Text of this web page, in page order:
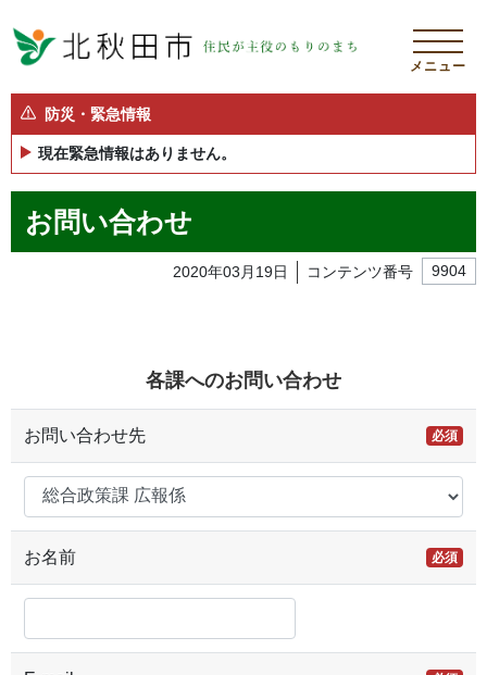
メニュー
防災・緊急情報
現在緊急情報はありません。
お問い合わせ
2020年03月19日 コンテンツ番号 9904
各課へのお問い合わせ
お問い合わせ先 必須
お名前 必須